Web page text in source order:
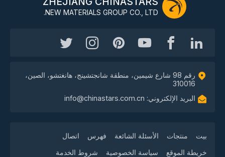
NEW MATERIALS GROUP CO., LTD.
رقم 98 شارع شيمين، منطقة شانجتشينج، هانغتشو، الصين،
310016
البريد الإلكتروني: info@chinastars.com.cn
بيت منتجات الأسئلة الشائعة فهرس
اتصال
خريطة الموقع
سياسة الخصوصية شروط الخدمة